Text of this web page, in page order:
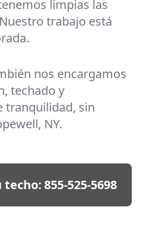
limpias las
trabajo está
nos encargamos
techado y
tranquilidad, sin
NY.
techo:855-525-5698